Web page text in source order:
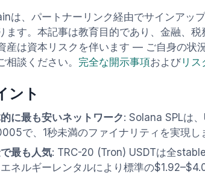
は、パートナーリンク経由でサインアッ
ます。本記事は教育目的であり、金融、
産は資本リスクを伴います — ご自身の状
相談ください。 完全な開示事項および リ
ント
に最も安いネットワーク: Solana SPLは
で、1秒未満のファイナリティを実現し
最も人気: TRC-20 (Tron) USDTは全
エネルギーレンタルにより標準の